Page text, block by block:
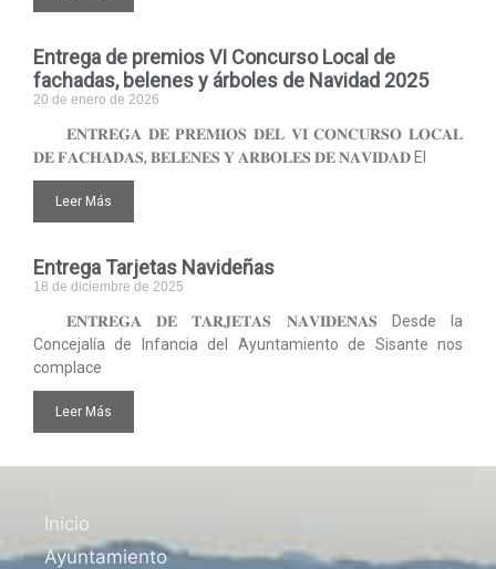
Entrega de premios VI Concurso Local de
fachadas, belenes y árboles de Navidad 2025
20 de enero de 2026
𝐄𝐍𝐓𝐑𝐄𝐆𝐀 𝐃𝐄 𝐏𝐑𝐄𝐌𝐈𝐎𝐒 𝐃𝐄𝐋 𝐕𝐈 𝐂𝐎𝐍𝐂𝐔𝐑𝐒𝐎 𝐋𝐎𝐂𝐀𝐋
𝐃𝐄 𝐅𝐀𝐂𝐇𝐀𝐃𝐀𝐒, 𝐁𝐄𝐋𝐄𝐍𝐄𝐒 𝐘 𝐀𝐑𝐁𝐎𝐋𝐄𝐒 𝐃𝐄 𝐍𝐀𝐕𝐈𝐃𝐀𝐃 El
Leer Más
Entrega Tarjetas Navideñas
18 de diciembre de 2025
𝐄𝐍𝐓𝐑𝐄𝐆𝐀 𝐃𝐄 𝐓𝐀𝐑𝐉𝐄𝐓𝐀𝐒 𝐍𝐀𝐕𝐈𝐃𝐄𝐍̃𝐀𝐒 Desde la
Concejalía de Infancia del Ayuntamiento de Sisante nos
complace
Leer Más
Inicio
Ayuntamiento